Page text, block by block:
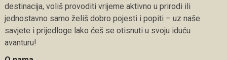
destinacija, voliš provoditi vrijeme aktivno u prirodi ili
jednostavno samo želiš dobro pojesti i popiti – uz naše
savjete i prijedloge lako ćeš se otisnuti u svoju iduću
avanturu!